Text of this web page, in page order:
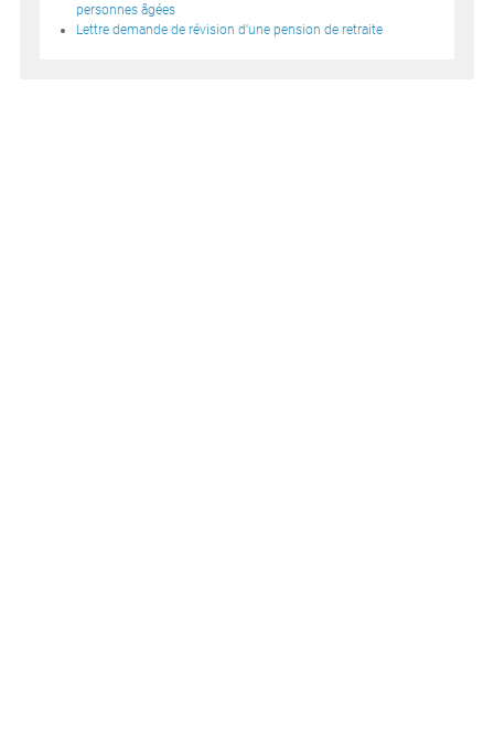
personnes âgées
Lettre demande de révision d'une pension de retraite